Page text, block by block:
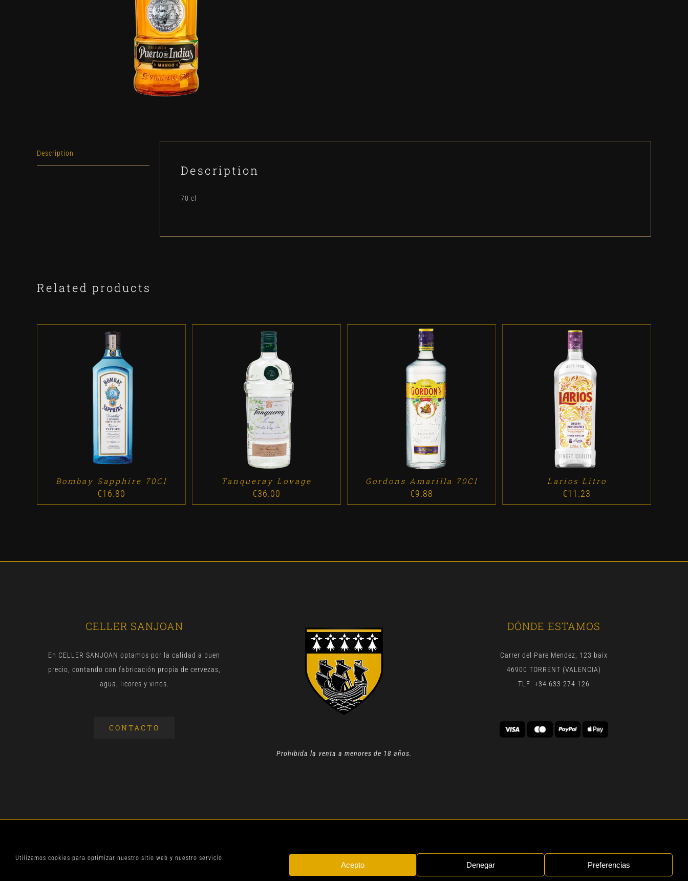
Utilizamos cookies para optimizar nuestro sitio web y nuestro servicio.
Acepto Denegar Preferencias
Description
Description
70 cl
Related products
ADD TO CART / DETALLES
Bombay Sapphire 70Cl
€16.80
ADD TO CART / DETALLES
Tanqueray Lovage
€36.00
ADD TO CART / DETALLES
Gordons Amarilla 70Cl
€9.88
ADD TO CART / DETALLES
Larios Litro
€11.23
CELLER SANJOAN
En CELLER SANJOAN optamos por la calidad a buen
precio, contando con fabricación propia de cervezas,
agua, licores y vinos.
CONTACTO
Prohibida la venta a menores de 18 años.
DÓNDE ESTAMOS
Carrer del Pare Mendez, 123 baix
46900 TORRENT (VALENCIA)
TLF: +34 633 274 126
AVISO LEGAL| TODOS LOS DERECHOS RESERVADOS | BYGEN DIGITAL